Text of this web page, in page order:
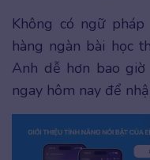
Không có ngữ
hàng ngàn bài học
Anh dễ hơn bao
ngay hôm nay để